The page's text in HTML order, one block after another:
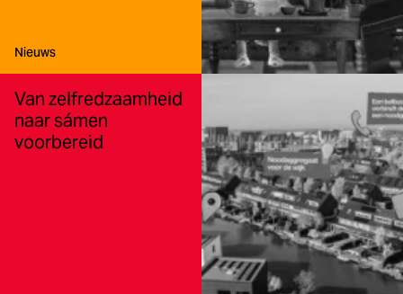
Type:
Nieuws
Van zelfredzaamheid
naar sámen
voorbereid